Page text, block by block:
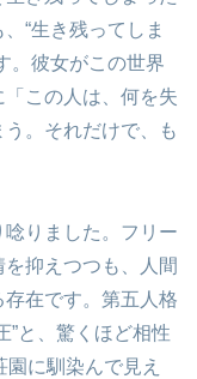
“生き残ってしま
。彼女がこの世界
この人は、何を失
。それだけで、も
りました。フリー
抑えつつも、人間
在です。第五人格
”と、驚くほど相性
に馴染んで見え